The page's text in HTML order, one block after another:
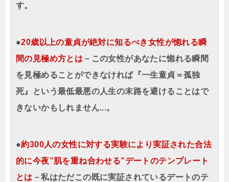
す。
●20歳以上の童貞が絶対に知るべき女性が惚れる瞬
間の見極め方とは －この女性があなたに惚れる瞬間
を見極めることができなければ『一生童貞＝孤独
死』という最低最悪の人生の末路を避けることはで
きないかもしれません...。
●約300人の女性に対する実験により実証された合法
的に今夜”肌を重ね合わせる”デートのテンプレート
とは －私はただこの既に実証されているデートのテ